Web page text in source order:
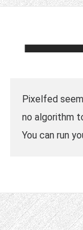
Pixelfed
no algorithm
You can run